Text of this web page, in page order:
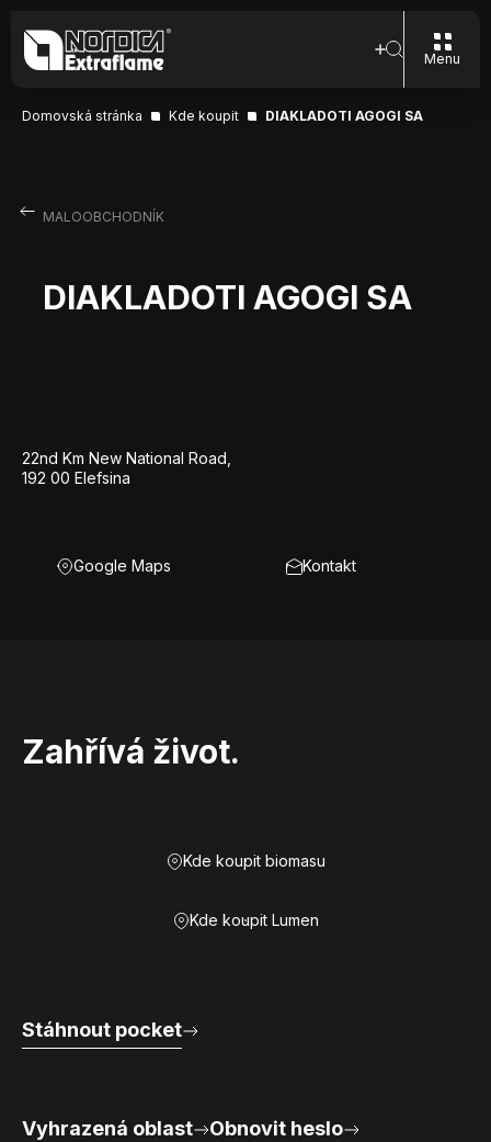
Menu
Domovská stránka Kde koupit DIAKLADOTI AGOGI SA
MALOOBCHODNÍK
DIAKLADOTI AGOGI SA
22nd Km New National Road,
192 00 Elefsina
Google Maps Kontakt
Zahřívá život.
Kde koupit biomasu
Kde koupit Lumen
Stáhnout pocket
Vyhrazená oblast Obnovit heslo